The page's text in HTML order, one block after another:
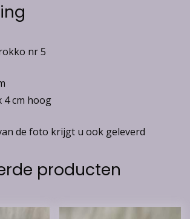
nr 5
4 cm hoog
de foto krijgt u ook geleverd
producten